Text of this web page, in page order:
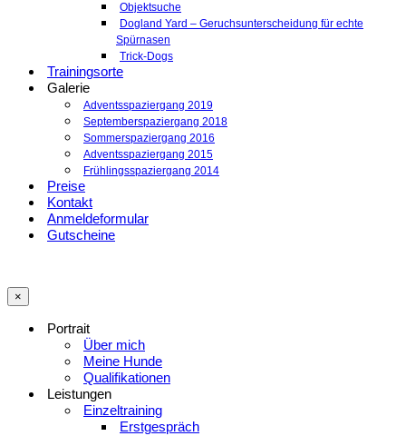
Objektsuche
Dogland Yard – Geruchsunterscheidung für echte
Spürnasen
Trick-Dogs
Trainingsorte
Galerie
Adventsspaziergang 2019
Septemberspaziergang 2018
Sommerspaziergang 2016
Adventsspaziergang 2015
Frühlingsspaziergang 2014
Preise
Kontakt
Anmeldeformular
Gutscheine
×
Portrait
Über mich
Meine Hunde
Qualifikationen
Leistungen
Einzeltraining
Erstgespräch